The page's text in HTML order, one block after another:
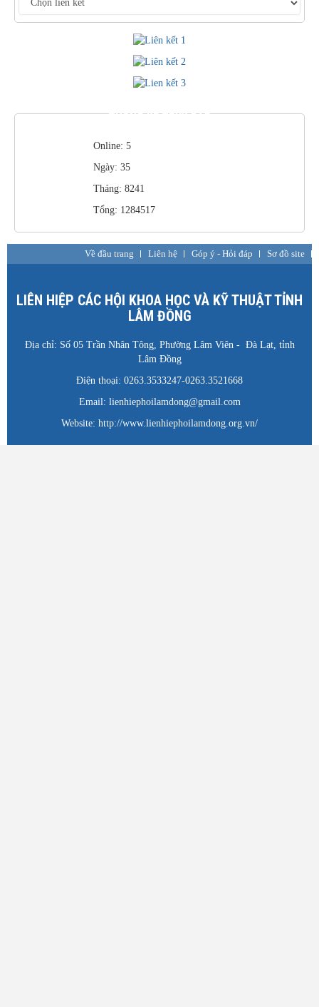
THỐNG KÊ TRUY CẬP
Online: 5
Ngày: 35
Tháng: 8241
Tổng: 1284517
Về đầu trang Liên hệ Góp ý - Hỏi đáp Sơ đồ site
LIÊN HIỆP CÁC HỘI KHOA HỌC VÀ KỸ THUẬT TỈNH
LÂM ĐỒNG
Địa chỉ: Số 05 Trần Nhân Tông, Phường Lâm Viên - Đà Lạt, tỉnh
Lâm Đồng
Điện thoại: 0263.3533247-0263.3521668
Email: lienhiephoilamdong@gmail.com
Website: http://www.lienhiephoilamdong.org.vn/